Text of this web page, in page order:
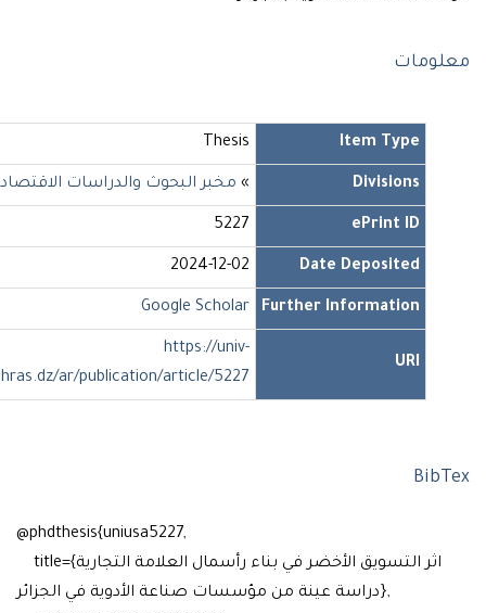
Item Type
Divisions مخبر البحوث والدراسات الاقتصادية
ePrint ID
Date Deposited
2024-12-02
Further Information
Google Scholar
https://univ-
soukahras.dz/ar/publication/article/5227
@phdthesis{uniusa5227,
title={اثر التسويق الأخضر في بناء رأسمال العلامة التجارية